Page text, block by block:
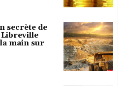
secrète de
Libreville
main sur